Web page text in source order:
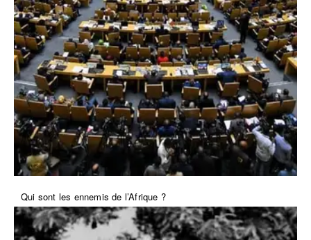
Qui sont les ennemis de l’Afrique ?